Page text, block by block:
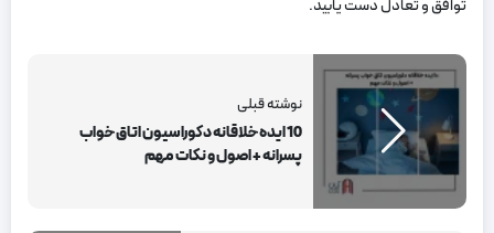
توافق و تعادل دست یابید.
نوشته قبلی
10 ایده خلاقانه دکوراسیون اتاق خواب
پسرانه + اصول و نکات مهم